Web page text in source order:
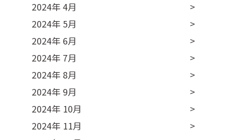
2024年 4月
2024年 5月
2024年 6月
2024年 7月
2024年 8月
2024年 9月
2024年 10月
2024年 11月